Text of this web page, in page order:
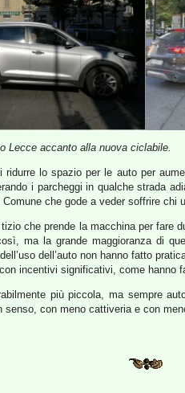
Lecce accanto alla nuova ciclabile.
lo spazio per le auto per
i parcheggi in qualche strada
che gode a veder soffrire
che prende la macchina per
ma la grande maggioranza di
dell’auto non hanno fatto
incentivi significativi, come hanno
più piccola, ma sempre
con meno cattiveria e con